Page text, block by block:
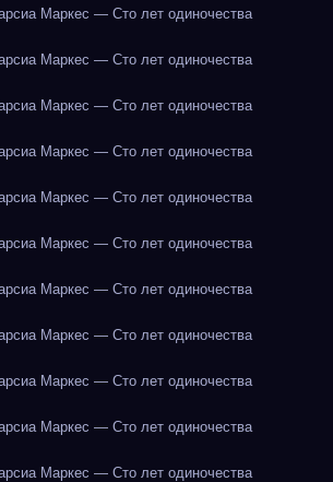
Маркес — Сто лет одиночества
Маркес — Сто лет одиночества
Маркес — Сто лет одиночества
Маркес — Сто лет одиночества
Маркес — Сто лет одиночества
Маркес — Сто лет одиночества
Маркес — Сто лет одиночества
Маркес — Сто лет одиночества
Маркес — Сто лет одиночества
Маркес — Сто лет одиночества
Маркес — Сто лет одиночества